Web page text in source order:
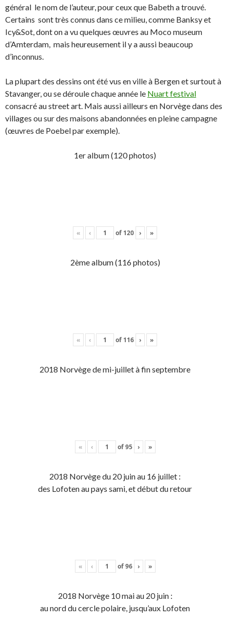
général le nom de l’auteur, pour ceux que Babeth a trouvé.
Certains sont très connus dans ce milieu, comme Banksy et
Icy&Sot, dont on a vu quelques œuvres au Moco museum
d’Amterdam, mais heureusement il y a aussi beaucoup
d’inconnus.
La plupart des dessins ont été vus en ville à Bergen et surtout à
Stavanger, ou se déroule chaque année le Nuart festival
consacré au street art. Mais aussi ailleurs en Norvège dans des
villages ou sur des maisons abandonnées en pleine campagne
(œuvres de Poebel par exemple).
1er album (120 photos)
« ‹ of 120 › »
2ème album (116 photos)
« ‹ of 116 › »
2018 Norvège de mi-juillet à fin septembre
« ‹ of95 › »
2018 Norvège du 20 juin au 16 juillet :
des Lofoten au pays sami, et début du retour
« ‹ of96 › »
2018 Norvège 10 mai au 20 juin :
au nord du cercle polaire, jusqu’aux Lofoten